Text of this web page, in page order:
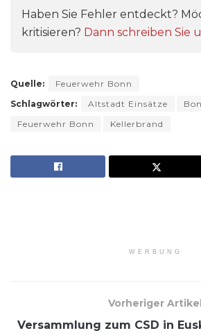
Haben Sie Fehler entdeckt?
kritisieren? Dann schreiben Sie
Quelle:
Feuerwehr Bonn
Schlagwörter:
Altstadt Einsätze
Feuerwehr Bonn
Kellerbrand
WERBUNG
Vorheriger Artikel
Versammlung zum CSD in